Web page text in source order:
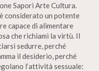
Sapori Arte Cultura.
considerato un potente
capace di alimentare
che richiami la virtù. Il
sedurre, perché
il desiderio, perché
l’attività sessuale: